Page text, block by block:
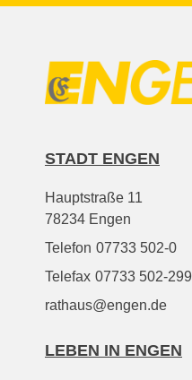
STADT ENGEN
Hauptstraße 11
78234 Engen
Telefon 07733 502-0
Telefax 07733 502-299
rathaus@engen.de
LEBEN IN ENGEN